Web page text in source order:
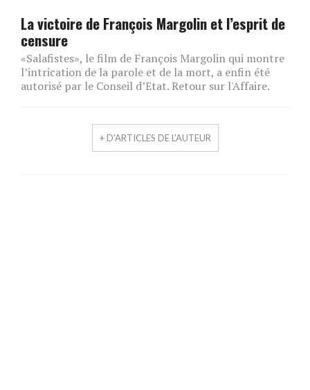
La victoire de François Margolin et l’esprit de
censure
«Salafistes», le film de François Margolin qui montre
l’intrication de la parole et de la mort, a enfin été
autorisé par le Conseil d’Etat. Retour sur l'Affaire.
+ D'ARTICLES DE L'AUTEUR